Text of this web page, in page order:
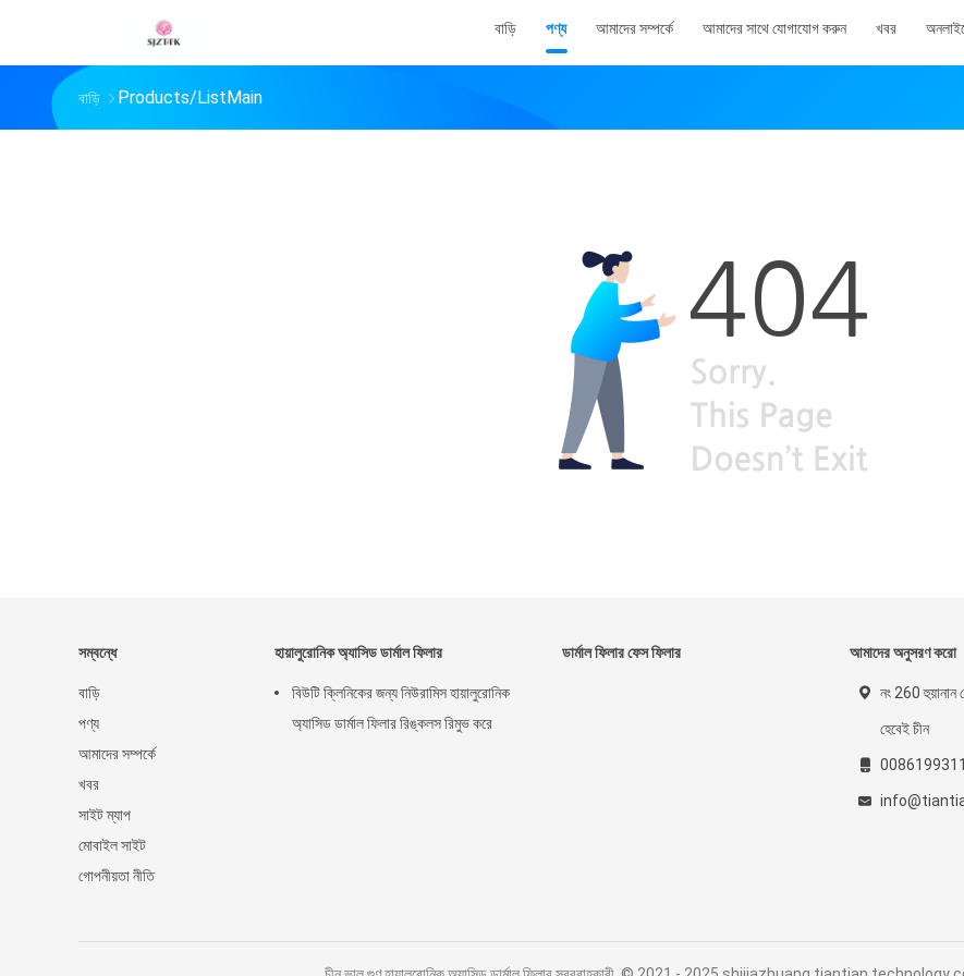
বাড়ি পণ্য আমাদের সম্পর্কে আমাদের সাথে যোগাযোগ করুন খবর
বাড়ি Products/ListMain
সম্বন্ধে
বাড়ি
পণ্য
আমাদের সম্পর্কে
খবর
সাইট ম্যাপ
মোবাইল সাইট
গোপনীয়তা নীতি
হায়ালুরোনিক অ্যাসিড ডার্মাল ফিলার
বিউটি ক্লিনিকের জন্য নিউরামিস হায়ালুরোনিক
অ্যাসিড ডার্মাল ফিলার রিঙ্কলস রিমুভ করে
ডার্মাল ফিলার ফেস ফিলার আমাদের অনুসরণ করো
নং 260 হুয়ানান
হেবেই চীন